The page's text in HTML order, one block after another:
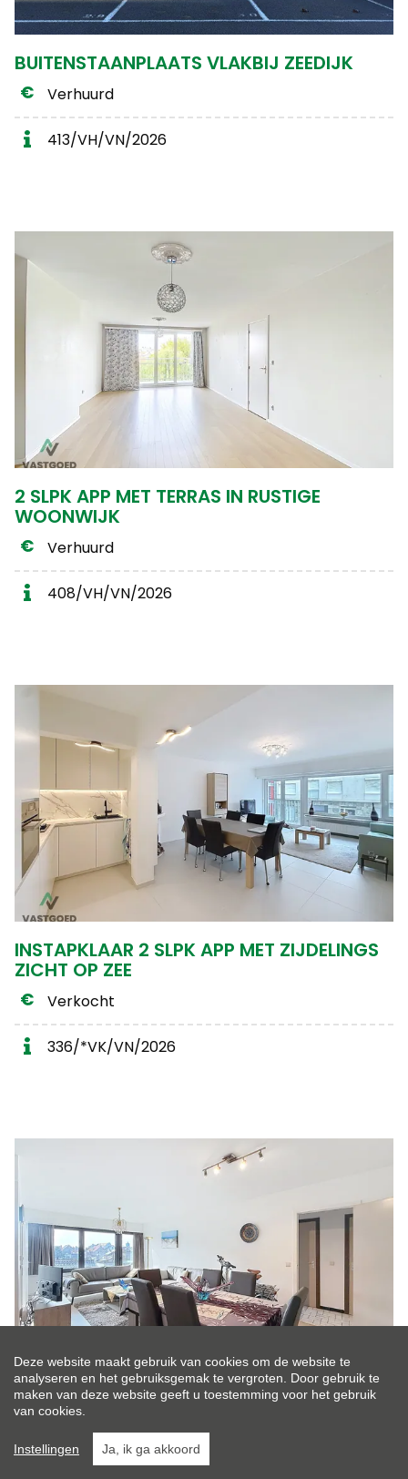
BUITENSTAANPLAATS VLAKBIJ ZEEDIJK
Verhuurd
413/VH/VN/2026
2 SLPK APP MET TERRAS IN RUSTIGE
WOONWIJK
Verhuurd
408/VH/VN/2026
INSTAPKLAAR 2 SLPK APP MET ZIJDELINGS
ZICHT OP ZEE
Verkocht
336/*VK/VN/2026
INSTAPKLAAR 2 SLPK APP IN RUSTIGE
WOONWIJK
Verkocht
Deze website maakt gebruik van cookies om de website te
analyseren en het gebruiksgemak te vergroten. Door gebruik te
maken van deze website geeft u toestemming voor het gebruik
van cookies.
Instellingen Ja, ik ga akkoord